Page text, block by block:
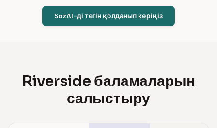
SozAI-ді тегін қолданып көріңіз
Riverside баламаларын
салыстыру